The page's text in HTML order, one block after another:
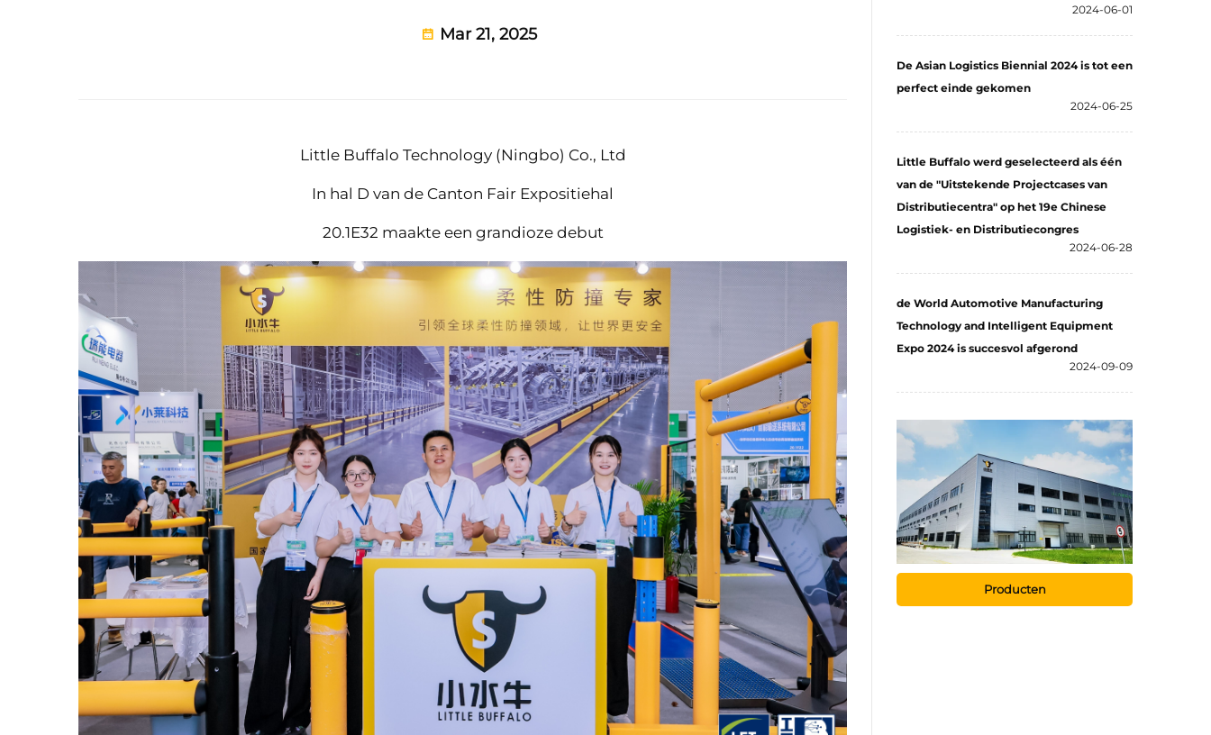
Mar 21, 2025
Little Buffalo Technology (Ningbo) Co., Ltd
In hal D van de Canton Fair Expositiehal
20.1E32 maakte een grandioze debut
2024-06-01
De Asian Logistics Biennial 2024 is tot een
perfect einde gekomen
2024-06-25
Little Buffalo werd geselecteerd als één
van de "Uitstekende Projectcases van
Distributiecentra" op het 19e Chinese
Logistiek- en Distributiecongres
2024-06-28
de World Automotive Manufacturing
Technology and Intelligent Equipment
Expo 2024 is succesvol afgerond
2024-09-09
Producten